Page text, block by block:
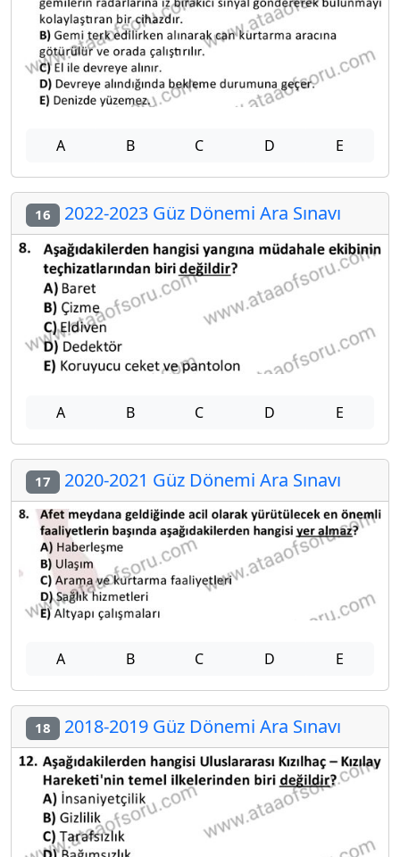
A B C D E
16 2022-2023 Güz Dönemi Ara Sınavı
A B C D E
17 2020-2021 Güz Dönemi Ara Sınavı
A B C D E
18 2018-2019 Güz Dönemi Ara Sınavı